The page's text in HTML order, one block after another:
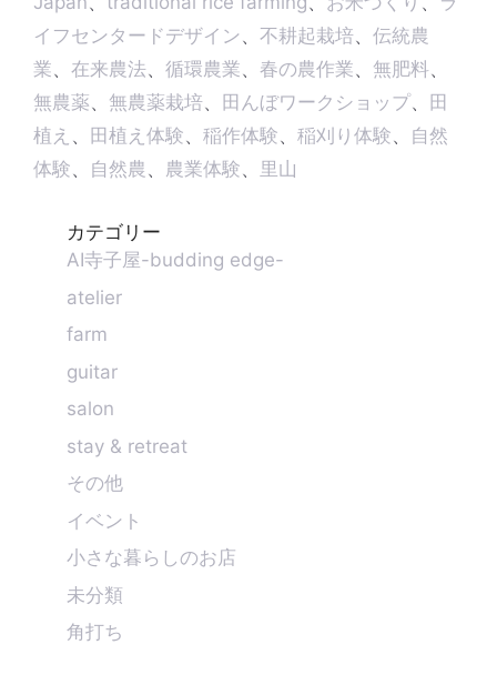
イフセンタードデザイン 、 不耕起栽培、 伝統農
業、 在来農法、 循環農業、 春の農作業、 無肥料、
無農薬、 無農薬栽培、 田んぼワークショップ、
田
植え 、 田植え体験、 稲作体験、 稲刈り体験、 自然
体験、 自然農 、 農業体験、 里山
カテゴリー
AI寺子屋-budding edge-
atelier
farm
guitar
salon
stay & retreat
その他
イベント
小さな暮らしのお店
未分類
角打ち